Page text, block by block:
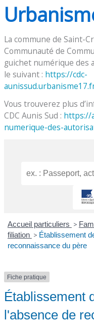
La commune de Saint-
Communauté de
guichet numérique des
le suivant : https://cdc-
Vous trouverez plus
CDC Aunis Sud : https://
numerique-des-
Accueil particuliers >
filiation > Établissement
reconnaissance du père
Fiche pratique
Établissement
l'absence de